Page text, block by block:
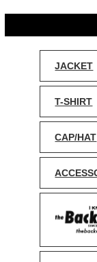
JACKET
T-SHIRT
CAP/HAT